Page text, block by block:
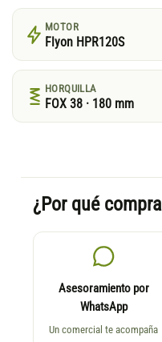
MOTOR
Flyon HPR120S
HORQUILLA
FOX 38 · 180 mm
¿Por qué
Asesoramiento por
WhatsApp
Un comercial te acompaña